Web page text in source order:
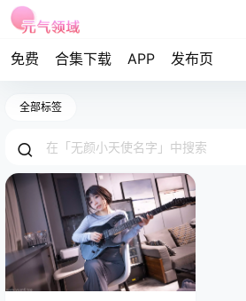
免费 合集下载 APP 发布页
全部标签